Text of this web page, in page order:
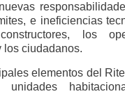
e ineficiencias
los
ciudadanos.
elementos del